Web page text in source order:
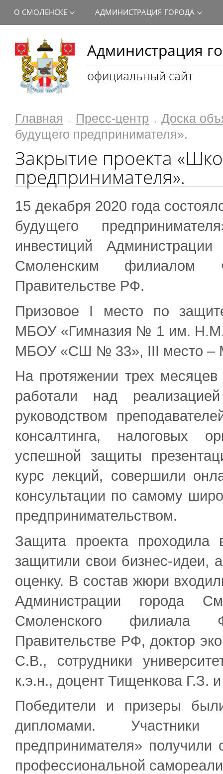
Администрация
официальный сайт
О СМОЛЕНСКЕ АДМИНИСТРАЦИЯ ГОРОДА
Главная Пресс-центр
Доска
будущего предпринимателя».
Закрытие проекта
предпринимателя».
15 декабря 2020 года
будущего
инвестиций
Смоленским филиалом
Правительстве РФ.
Призовое I место по
МБОУ «Гимназия № 1 им. Н.М.
МБОУ «СШ № 33», III место
На протяжении трех
работали над
руководством
консалтинга, налоговых
успешной защиты
курс лекций, совершили
консультации по самому
предпринимательством.
Защита проекта
защитили свои бизнес-
оценку. В состав жюри
Администрации города
Смоленского филиала
Правительстве РФ, доктор
С.В., сотрудники
к.э.н., доцент Тищенкова Г.З.
Победители и призеры
дипломами.
предпринимателя»
профессиональной